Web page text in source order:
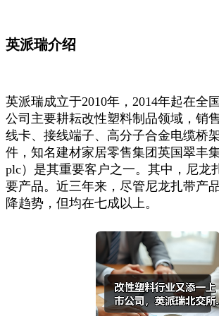
英派瑞介绍
英派瑞成立于2010年，2014年起在全
公司主要耕耘改性塑料制品领域，销
线卡、接线端子、高分子合金电缆桥
件，知名建材家居零售集团英国翠丰
plc）是其重要客户之一。其中，尼龙
要产品。近三年来，尽管尼龙扎带产
降趋势，但均在七成以上。